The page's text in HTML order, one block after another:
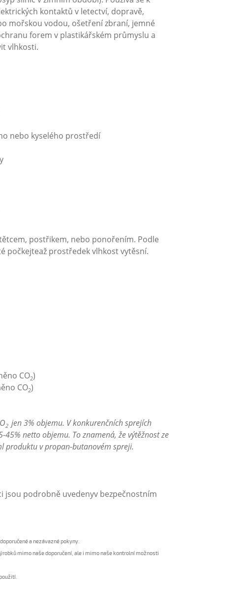
kontaktů v letectví, dopravě,
mořskou vodou, ošetření zbraní, jemné
forem v plastikářském průmyslu a
vlhkosti.
nebo kyselého prostředí
postřikem, nebo ponořením. Podle
počkejteaž prostředek vlhkost vytěsní.
CO2)
2)
2jen 3% objemu. V konkurenčních sprejích
netto objemu. To znamená, že výtěžnost ze
produktu v propan-butanovém spreji.
jsou podrobně uvedenyv bezpečnostním
a nezávazné pokyny.
mimo naše doporučení, ale i mimo naše kontrolní možnosti